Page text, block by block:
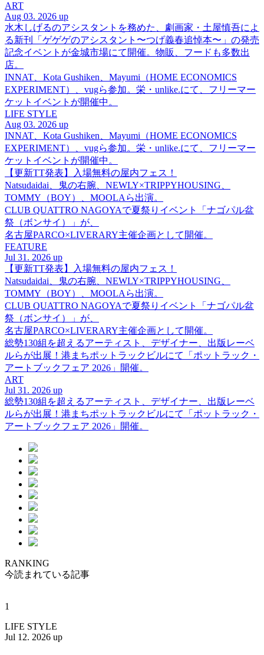
ART
Aug 03. 2026 up
水木しげるのアシスタントを務めた、劇画家・土屋慎吾によ
る新刊「ゲゲゲのアシスタント〜つげ義春追悼本〜」の発売
記念イベントが金城市場にて開催。物販、フードも多数出
店。
INNAT、Kota Gushiken、Mayumi（HOME ECONOMICS
EXPERIMENT）、vugら参加。栄・unlike.にて、フリーマー
ケットイベントが開催中。
LIFE STYLE
Aug 03. 2026 up
INNAT、Kota Gushiken、Mayumi（HOME ECONOMICS
EXPERIMENT）、vugら参加。栄・unlike.にて、フリーマー
ケットイベントが開催中。
【更新TT発表】入場無料の屋内フェス！
Natsudaidai、鬼の右腕、NEWLY×TRIPPYHOUSING、
TOMMY（BOY）、MOOLAら出演。
CLUB QUATTRO NAGOYAで夏祭りイベント「ナゴパル盆
祭（ボンサイ）」が、
名古屋PARCO×LIVERARY主催企画として開催。
FEATURE
Jul 31. 2026 up
【更新TT発表】入場無料の屋内フェス！
Natsudaidai、鬼の右腕、NEWLY×TRIPPYHOUSING、
TOMMY（BOY）、MOOLAら出演。
CLUB QUATTRO NAGOYAで夏祭りイベント「ナゴパル盆
祭（ボンサイ）」が、
名古屋PARCO×LIVERARY主催企画として開催。
総勢130組を超えるアーティスト、デザイナー、出版レーベ
ルらが出展！港まちポットラックビルにて「ポットラック・
アートブックフェア 2026」開催。
ART
Jul 31. 2026 up
総勢130組を超えるアーティスト、デザイナー、出版レーベ
ルらが出展！港まちポットラックビルにて「ポットラック・
アートブックフェア 2026」開催。
RANKING
今読まれている記事
1
LIFE STYLE
Jul 12. 2026 up